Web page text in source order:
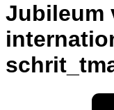
Jubileum